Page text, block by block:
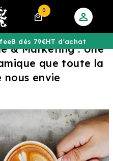
0
dès 79€HT d'achat
& Marketing : Une
que toute la
nous envie